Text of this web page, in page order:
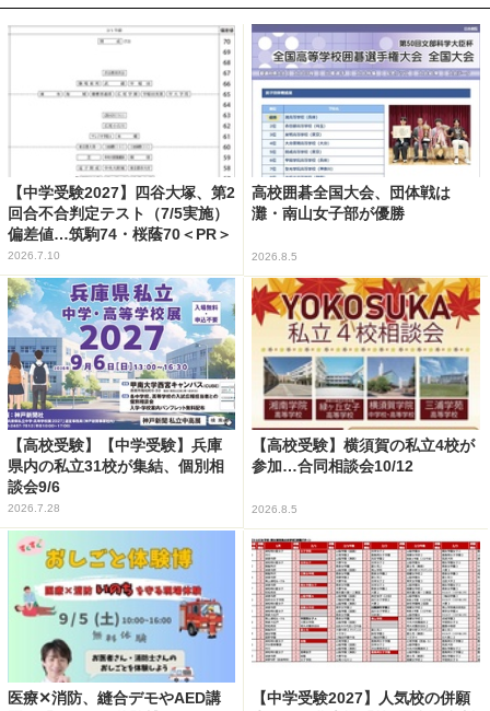
【中学受験2027】四谷大塚、第2
回合不合判定テスト（7/5実施）
偏差値…筑駒74・桜蔭70＜PR＞
2026.7.10
高校囲碁全国大会、団体戦は
灘・南山女子部が優勝
2026.8.5
【高校受験】【中学受験】兵庫
県内の私立31校が集結、個別相
談会9/6
2026.7.28
【高校受験】横須賀の私立4校が
参加…合同相談会10/12
2026.8.5
医療✕消防、縫合デモやAED講
【中学受験2027】人気校の併願